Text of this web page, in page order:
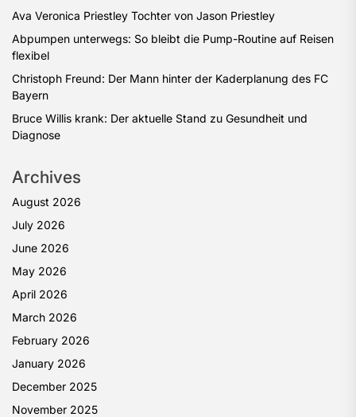
Ava Veronica Priestley Tochter von Jason Priestley
Abpumpen unterwegs: So bleibt die Pump-Routine auf Reisen
flexibel
Christoph Freund: Der Mann hinter der Kaderplanung des FC
Bayern
Bruce Willis krank: Der aktuelle Stand zu Gesundheit und
Diagnose
Archives
August 2026
July 2026
June 2026
May 2026
April 2026
March 2026
February 2026
January 2026
December 2025
November 2025